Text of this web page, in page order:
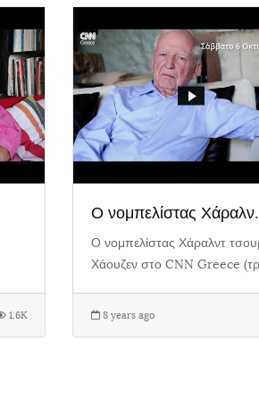
1.6K
Ο νομπελίστας
Ο νομπελίστας Χάραλντ
Χάουζεν στο CNN Greece
8 years ago